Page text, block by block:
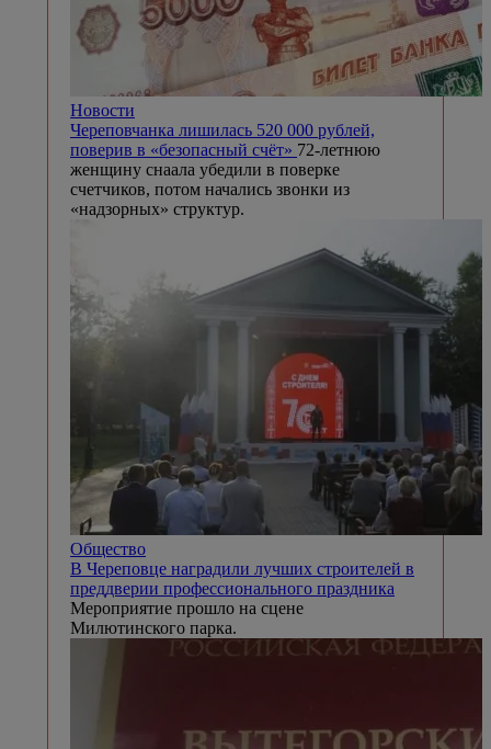
Новости
Череповчанка лишилась 520 000 рублей,
поверив в «безопасный счёт» 72-летнюю
женщину снаала убедили в поверке
счетчиков, потом начались звонки из
«надзорных» структур.
Общество
В Череповце наградили лучших строителей в
преддверии профессионального праздника
Мероприятие прошло на сцене
Милютинского парка.